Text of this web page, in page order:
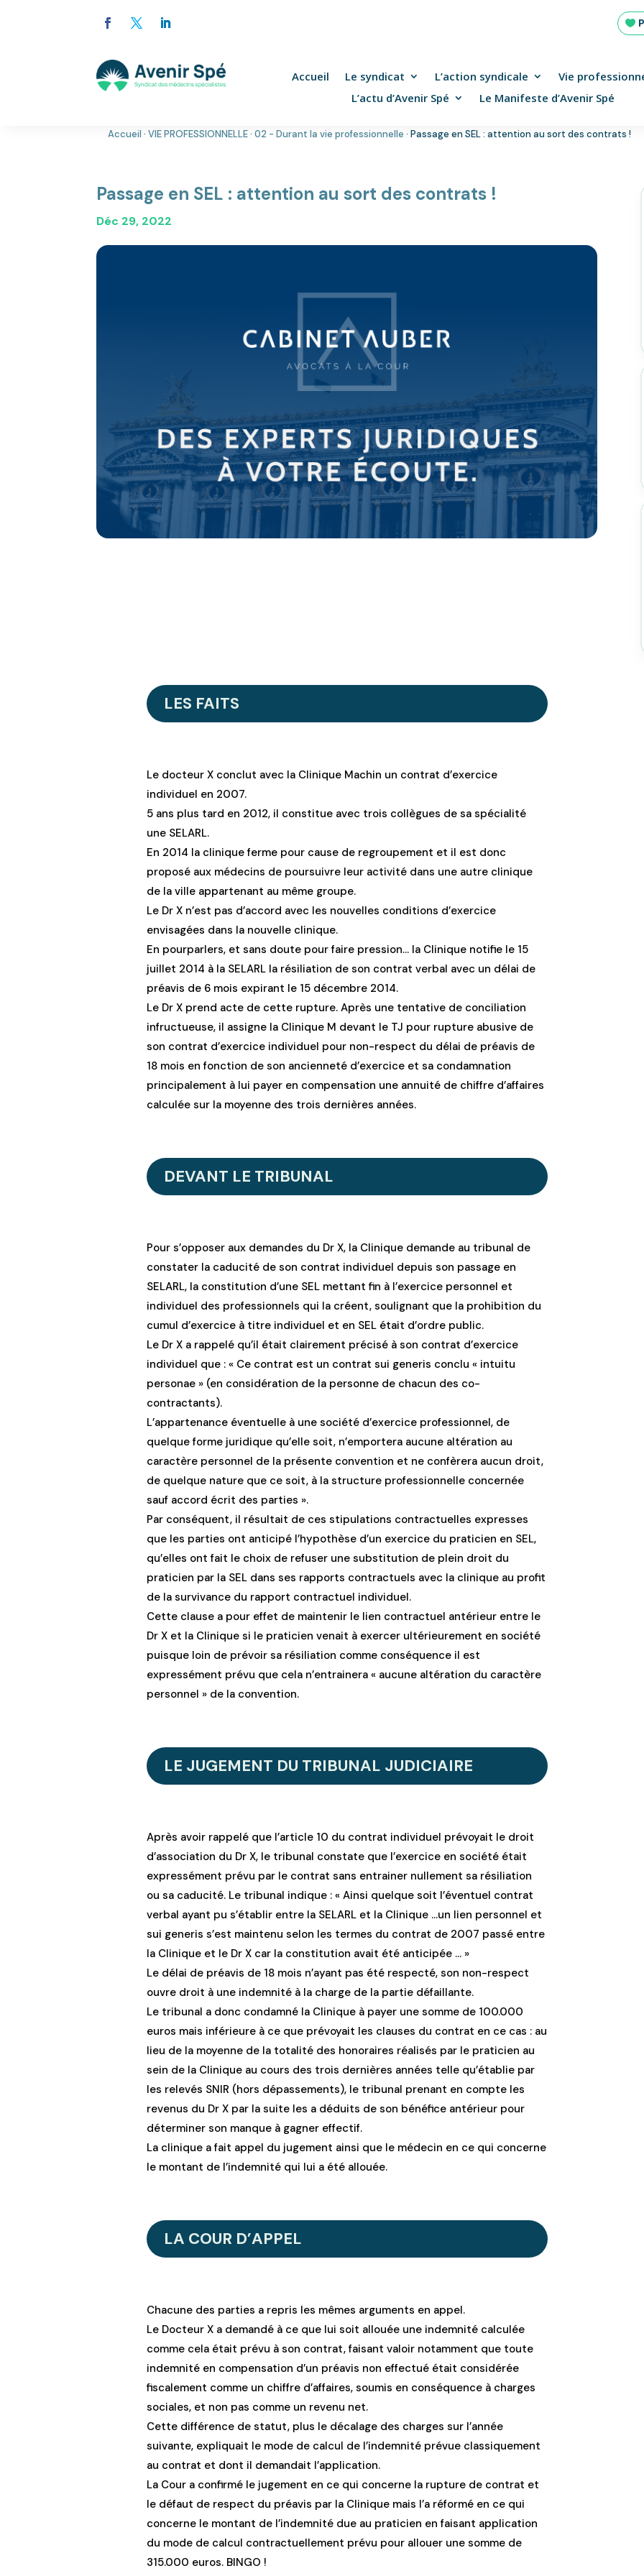
Accueil Le syndicat L’action syndicale
Vie
L’actu d’Avenir Spé
Le Manifeste d’Avenir Spé
Accueil ·VIE PROFESSIONNELLE·02 - Durant la vie professionnelle ·Passage en SEL : attention au sort des contrats !
Passage en SEL : attention au sort des contrats !
Déc 29, 2022
LES FAITS
Le docteur X conclut avec la Clinique Machin un contrat d’exercice
individuel en 2007.
5 ans plus tard en 2012, il constitue avec trois collègues de sa spécialité
une SELARL.
En 2014 la clinique ferme pour cause de regroupement et il est donc
proposé aux médecins de poursuivre leur activité dans une autre clinique
de la ville appartenant au même groupe.
Le Dr X n’est pas d’accord avec les nouvelles conditions d’exercice
envisagées dans la nouvelle clinique.
En pourparlers, et sans doute pour faire pression… la Clinique notifie le 15
juillet 2014 à la SELARL la résiliation de son contrat verbal avec un délai de
préavis de 6 mois expirant le 15 décembre 2014.
Le Dr X prend acte de cette rupture. Après une tentative de conciliation
infructueuse, il assigne la Clinique M devant le TJ pour rupture abusive de
son contrat d’exercice individuel pour non-respect du délai de préavis de
18 mois en fonction de son ancienneté d’exercice et sa condamnation
principalement à lui payer en compensation une annuité de chiffre d’affaires
calculée sur la moyenne des trois dernières années.
DEVANT LE TRIBUNAL
Pour s’opposer aux demandes du Dr X, la Clinique demande au tribunal de
constater la caducité de son contrat individuel depuis son passage en
SELARL, la constitution d’une SEL mettant fin à l’exercice personnel et
individuel des professionnels qui la créent, soulignant que la prohibition du
cumul d’exercice à titre individuel et en SEL était d’ordre public.
Le Dr X a rappelé qu’il était clairement précisé à son contrat d’exercice
individuel que : « Ce contrat est un contrat sui generis conclu « intuitu
personae » (en considération de la personne de chacun des co-
contractants).
L’appartenance éventuelle à une société d’exercice professionnel, de
quelque forme juridique qu’elle soit, n’emportera aucune altération au
caractère personnel de la présente convention et ne confèrera aucun droit,
de quelque nature que ce soit, à la structure professionnelle concernée
sauf accord écrit des parties ».
Par conséquent, il résultait de ces stipulations contractuelles expresses
que les parties ont anticipé l’hypothèse d’un exercice du praticien en SEL,
qu’elles ont fait le choix de refuser une substitution de plein droit du
praticien par la SEL dans ses rapports contractuels avec la clinique au profit
de la survivance du rapport contractuel individuel.
Cette clause a pour effet de maintenir le lien contractuel antérieur entre le
Dr X et la Clinique si le praticien venait à exercer ultérieurement en société
puisque loin de prévoir sa résiliation comme conséquence il est
expressément prévu que cela n’entrainera « aucune altération du caractère
personnel » de la convention.
LE JUGEMENT DU TRIBUNAL JUDICIAIRE
Après avoir rappelé que l’article 10 du contrat individuel prévoyait le droit
d’association du Dr X, le tribunal constate que l’exercice en société était
expressément prévu par le contrat sans entrainer nullement sa résiliation
ou sa caducité. Le tribunal indique : « Ainsi quelque soit l’éventuel contrat
verbal ayant pu s’établir entre la SELARL et la Clinique …un lien personnel et
sui generis s’est maintenu selon les termes du contrat de 2007 passé entre
la Clinique et le Dr X car la constitution avait été anticipée … »
Le délai de préavis de 18 mois n’ayant pas été respecté, son non-respect
ouvre droit à une indemnité à la charge de la partie défaillante.
Le tribunal a donc condamné la Clinique à payer une somme de 100.000
euros mais inférieure à ce que prévoyait les clauses du contrat en ce cas : au
lieu de la moyenne de la totalité des honoraires réalisés par le praticien au
sein de la Clinique au cours des trois dernières années telle qu’établie par
les relevés SNIR (hors dépassements), le tribunal prenant en compte les
revenus du Dr X par la suite les a déduits de son bénéfice antérieur pour
déterminer son manque à gagner effectif.
La clinique a fait appel du jugement ainsi que le médecin en ce qui concerne
le montant de l’indemnité qui lui a été allouée.
LA COUR D’APPEL
Chacune des parties a repris les mêmes arguments en appel.
Le Docteur X a demandé à ce que lui soit allouée une indemnité calculée
comme cela était prévu à son contrat, faisant valoir notamment que toute
indemnité en compensation d’un préavis non effectué était considérée
fiscalement comme un chiffre d’affaires, soumis en conséquence à charges
sociales, et non pas comme un revenu net.
Cette différence de statut, plus le décalage des charges sur l’année
suivante, expliquait le mode de calcul de l’indemnité prévue classiquement
au contrat et dont il demandait l’application.
La Cour a confirmé le jugement en ce qui concerne la rupture de contrat et
le défaut de respect du préavis par la Clinique mais l’a réformé en ce qui
concerne le montant de l’indemnité due au praticien en faisant application
du mode de calcul contractuellement prévu pour allouer une somme de
315.000 euros. BINGO !